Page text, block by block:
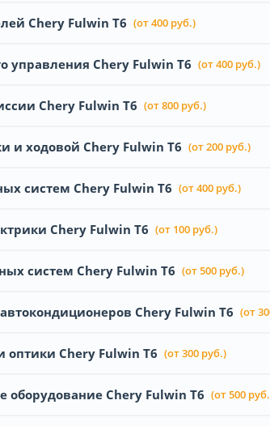
Chery Fulwin T6 (от 400 руб.)
управления Chery Fulwin T6 (от 400 руб.)
Chery Fulwin T6 (от 800 руб.)
и ходовой Chery Fulwin T6 (от 200 руб.)
систем Chery Fulwin T6 (от 400 руб.)
Chery Fulwin T6 (от 100 руб.)
систем Chery Fulwin T6 (от 500 руб.)
Chery Fulwin T6 (от
оптики Chery Fulwin T6 (от 300 руб.)
оборудование Chery Fulwin T6 (от 500